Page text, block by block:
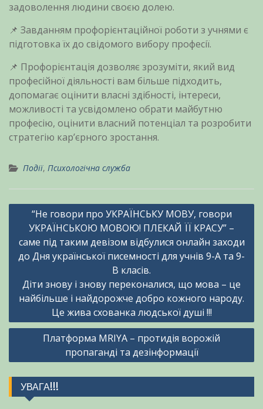
задоволення людини своєю долею.
📌 Завданням профорієнтаційної роботи з учнями є
підготовка їх до свідомого вибору професії.
📌 Профорієнтація дозволяє зрозуміти, який вид
професійної діяльності вам більше підходить,
допомагає оцінити власні здібності, інтереси,
можливості та усвідомлено обрати майбутню
професію, оцінити власний потенціал та розробити
стратегію кар’єрного зростання.
Події, Психологічна служба
Навігація
записів
“Не говори про УКРАЇНСЬКУ МОВУ, говори
УКРАЇНСЬКОЮ МОВОЮ! ПЛЕКАЙ ЇЇ КРАСУ” –
саме під таким девізом відбулися онлайн заходи
до Дня української писемності для учнів 9-А та 9-
В класів.
Діти знову і знову переконалися, що мова – це
найбiльше i найдорожче добро кожного народу.
Це жива схованка людської душі !!!
Платформа MRIYA – протидія ворожій
пропаганді та дезінформації
УВАГА!!!